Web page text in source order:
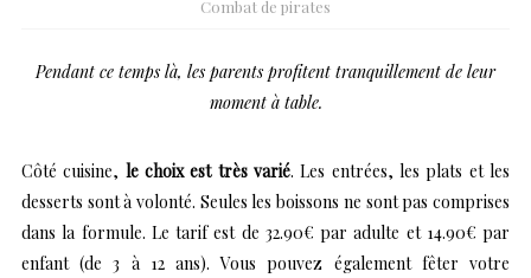
Combat de pirates
Pendant ce temps là, les parents profitent tranquillement de leur
moment à table.
Côté cuisine, le choix est très varié. Les entrées, les plats et les
desserts sont à volonté. Seules les boissons ne sont pas comprises
dans la formule. Le tarif est de 32.90€ par adulte et 14.90€ par
enfant (de 3 à 12 ans). Vous pouvez également fêter votre